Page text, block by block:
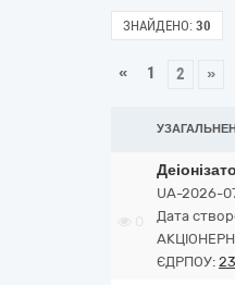
ЗНАЙДЕНО: 30
« 1 2 »
UA-2026-
Дата
ЄДРПОУ: